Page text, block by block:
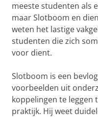
meeste studenten als
maar Slotboom en
weten het lastige
studenten die zich
voor dient.
Slotboom is een
voorbeelden uit
koppelingen te leggen
praktijk. Hij weet